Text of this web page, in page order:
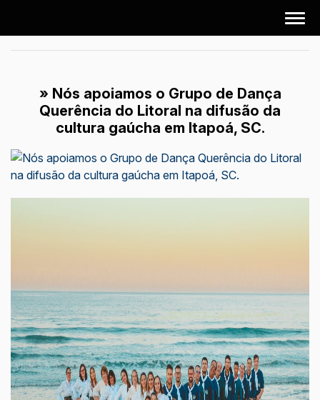
» Nós apoiamos o Grupo de Dança
Querência do Litoral na difusão da
cultura gaúcha em Itapoá, SC.